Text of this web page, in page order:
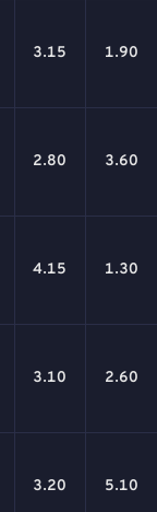
3.15 1.90
2.80 3.60
4.15 1.30
3.10 2.60
3.20 5.10